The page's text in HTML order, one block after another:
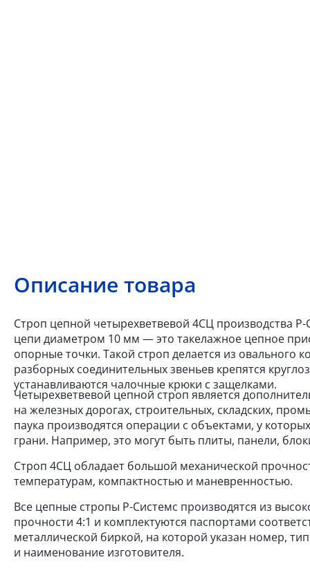
Описание товара
Строп цепной четырехветвевой 4СЦ производства
цепи диаметром 10 мм — это такелажное цепное
опорные точки. Такой строп делается из
разборных соединительных звеньев крепятся
устанавливаются чалочные крюки с защелками.
Четырехветвевой цепной строп является
на железных дорогах, строительных, складских,
паука производятся операции с объектами, у
грани. Например, это могут быть плиты, панели,
Строп 4СЦ обладает большой механической
температурам, компактностью и маневренностью.
Все цепные стропы Р-Системс производятся из
прочности 4:1 и комплектуются паспортами
металлической биркой, на которой указан номер,
и наименование изготовителя.